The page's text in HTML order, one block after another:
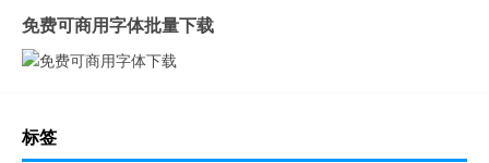
免费可商用字体批量下载
标签